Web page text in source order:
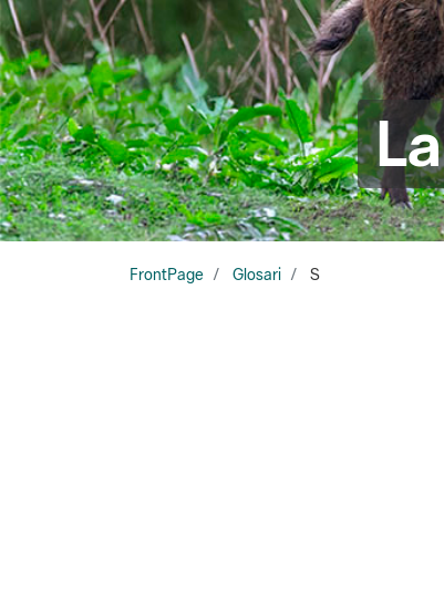
FrontPage Glosari S